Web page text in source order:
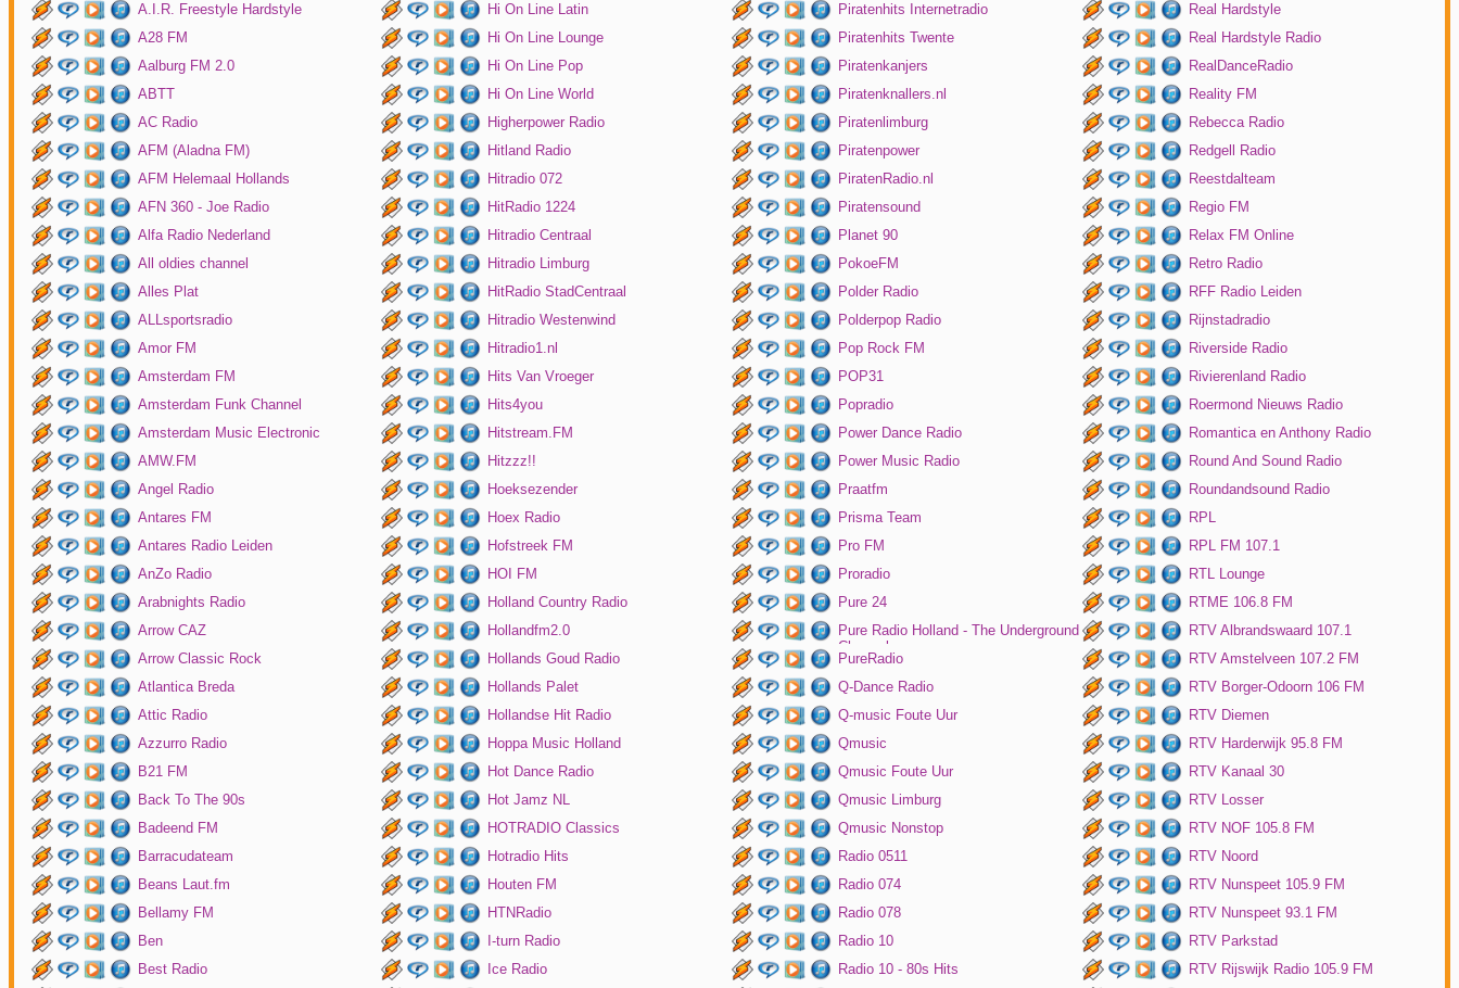
A.I.R. Freestyle Hardstyle
A28 FM
Aalburg FM 2.0
ABTT
AC Radio
AFM (Aladna FM)
AFM Helemaal Hollands
AFN 360 - Joe Radio
Alfa Radio Nederland
All oldies channel
Alles Plat
ALLsportsradio
Amor FM
Amsterdam FM
Amsterdam Funk Channel
Amsterdam Music Electronic
AMW.FM
Angel Radio
Antares FM
Antares Radio Leiden
AnZo Radio
Arabnights Radio
Arrow CAZ
Arrow Classic Rock
Atlantica Breda
Attic Radio
Azzurro Radio
B21 FM
Back To The 90s
Badeend FM
Barracudateam
Beans Laut.fm
Bellamy FM
Ben
Best Radio
Hi On Line Latin
Hi On Line Lounge
Hi On Line Pop
Hi On Line World
Higherpower Radio
Hitland Radio
Hitradio 072
HitRadio 1224
Hitradio Centraal
Hitradio Limburg
HitRadio StadCentraal
Hitradio Westenwind
Hitradio1.nl
Hits Van Vroeger
Hits4you
Hitstream.FM
Hitzzz!!
Hoeksezender
Hoex Radio
Hofstreek FM
HOI FM
Holland Country Radio
Hollandfm2.0
Hollands Goud Radio
Hollands Palet
Hollandse Hit Radio
Hoppa Music Holland
Hot Dance Radio
Hot Jamz NL
HOTRADIO Classics
Hotradio Hits
Houten FM
HTNRadio
I-turn Radio
Ice Radio
Piratenhits Internetradio
Piratenhits Twente
Piratenkanjers
Piratenknallers.nl
Piratenlimburg
Piratenpower
PiratenRadio.nl
Piratensound
Planet 90
PokoeFM
Polder Radio
Polderpop Radio
Pop Rock FM
POP31
Popradio
Power Dance Radio
Power Music Radio
Praatfm
Prisma Team
Pro FM
Proradio
Pure 24
Pure Radio Holland - The Underground
Channel
PureRadio
Q-Dance Radio
Q-music Foute Uur
Qmusic
Qmusic Foute Uur
Qmusic Limburg
Qmusic Nonstop
Radio 0511
Radio 074
Radio 078
Radio 10
Radio 10 - 80s Hits
Real Hardstyle
Real Hardstyle Radio
RealDanceRadio
Reality FM
Rebecca Radio
Redgell Radio
Reestdalteam
Regio FM
Relax FM Online
Retro Radio
RFF Radio Leiden
Rijnstadradio
Riverside Radio
Rivierenland Radio
Roermond Nieuws Radio
Romantica en Anthony Radio
Round And Sound Radio
Roundandsound Radio
RPL
RPL FM 107.1
RTL Lounge
RTME 106.8 FM
RTV Albrandswaard 107.1
RTV Amstelveen 107.2 FM
RTV Borger-Odoorn 106 FM
RTV Diemen
RTV Harderwijk 95.8 FM
RTV Kanaal 30
RTV Losser
RTV NOF 105.8 FM
RTV Noord
RTV Nunspeet 105.9 FM
RTV Nunspeet 93.1 FM
RTV Parkstad
RTV Rijswijk Radio 105.9 FM